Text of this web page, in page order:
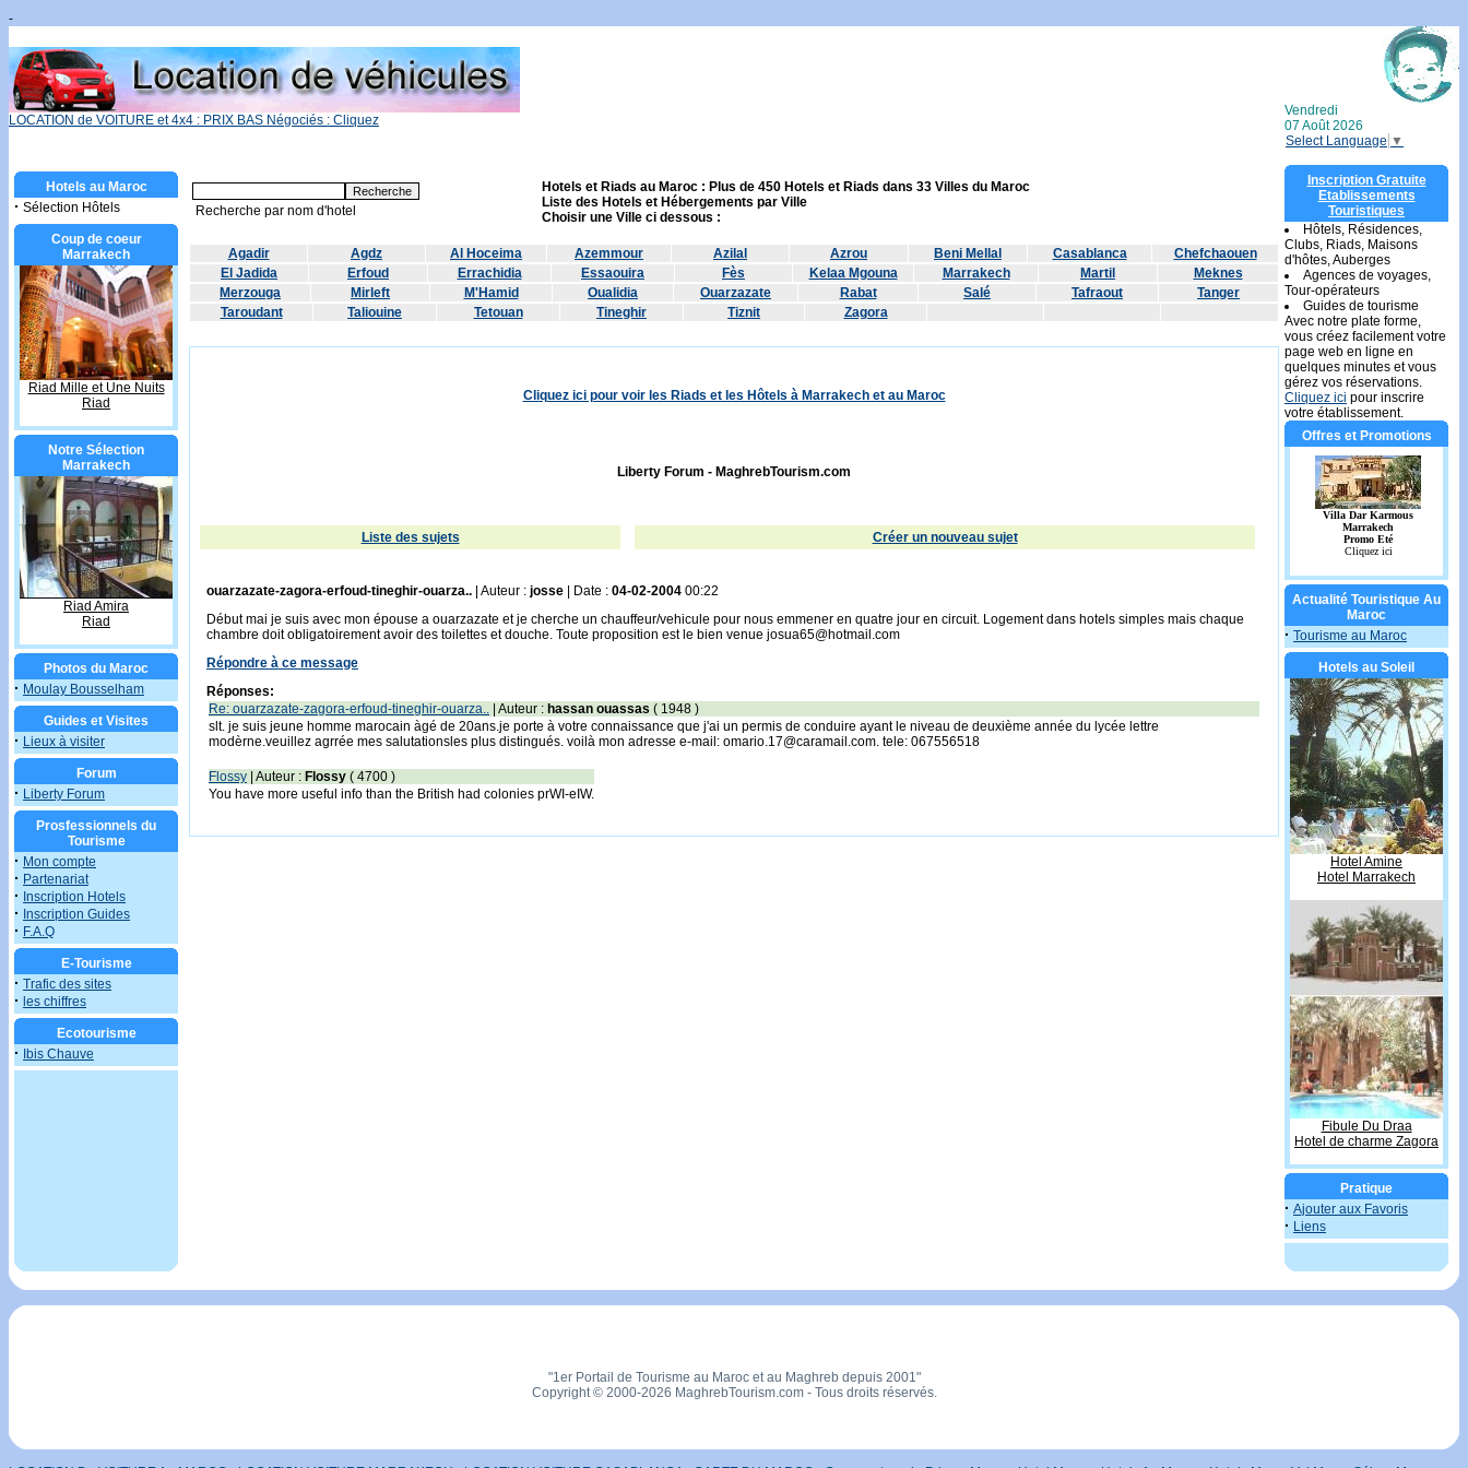
-
LOCATION de VOITURE et 4x4 : PRIX BAS Négociés : Cliquez
Vendredi
07 Août 2026
Select Language ▼
Hotels au Maroc
· Sélection Hôtels
Coup de coeur
Marrakech
Riad Mille et Une Nuits
Riad
Notre Sélection
Marrakech
Riad Amira
Riad
Photos du Maroc
· Moulay Bousselham
Guides et Visites
· Lieux à visiter
Forum
· Liberty Forum
Prosfessionnels du
Tourisme
· Mon compte
· Partenariat
· Inscription Hotels
· Inscription Guides
· F.A.Q
E-Tourisme
· Trafic des sites
· les chiffres
Ecotourisme
· Ibis Chauve
Recherche par nom d'hotel
Hotels et Riads au Maroc : Plus de 450 Hotels et Riads dans 33 Villes du Maroc
Liste des Hotels et Hébergements par Ville
Choisir une Ville ci dessous :
Agadir Agdz Al Hoceima Azemmour Azilal Azrou Beni Mellal Casablanca
Chefchaouen
El Jadida
Erfoud Errachidia Essaouira Fès Kelaa Mgouna Marrakech Martil
Meknes
Merzouga
Mirleft M'Hamid Oualidia Ouarzazate Rabat Salé Tafraout
Tanger
Taroudant
Taliouine Tetouan Tineghir Tiznit Zagora
Cliquez ici pour voir les Riads et les Hôtels à Marrakech et au Maroc
Liberty Forum - MaghrebTourism.com
Liste des sujets Créer un nouveau sujet
ouarzazate-zagora-erfoud-tineghir-ouarza.. | Auteur : josse | Date : 04-02-2004 00:22
Début mai je suis avec mon épouse a ouarzazate et je cherche un chauffeur/vehicule pour nous emmener en quatre jour en circuit. Logement dans hotels simples mais chaque
chambre doit obligatoirement avoir des toilettes et douche. Toute proposition est le bien venue josua65@hotmail.com
Répondre à ce message
Réponses:
Re: ouarzazate-zagora-erfoud-tineghir-ouarza.. | Auteur : hassan ouassas ( 1948 )
slt. je suis jeune homme marocain àgé de 20ans.je porte à votre connaissance que j'ai un permis de conduire ayant le niveau de deuxième année du lycée lettre
modèrne.veuillez agrrée mes salutationsles plus distingués. voilà mon adresse e-mail: omario.17@caramail.com. tele: 067556518
Flossy | Auteur : Flossy ( 4700 )
You have more useful info than the British had colonies prWI-eIW.
Inscription Gratuite
Etablissements
Touristiques
Hôtels, Résidences,
Clubs, Riads, Maisons
d'hôtes, Auberges
Agences de voyages,
Tour-opérateurs
Guides de tourisme
Avec notre plate forme,
vous créez facilement votre
page web en ligne en
quelques minutes et vous
gérez vos réservations.
Cliquez ici pour inscrire
votre établissement.
Offres et Promotions
Actualité Touristique Au
Maroc
· Tourisme au Maroc
Hotels au Soleil
Hotel Amine
Hotel Marrakech
Fibule Du Draa
Hotel de charme Zagora
Pratique
· Ajouter aux Favoris
· Liens
"1er Portail de Tourisme au Maroc et au Maghreb depuis 2001"
Copyright © 2000-2026 MaghrebTourism.com - Tous droits réservés.